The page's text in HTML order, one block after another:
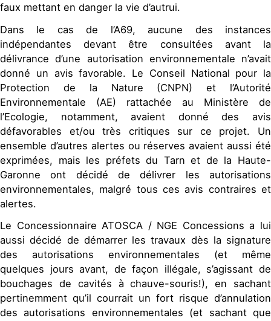
faux mettant en danger la vie d’autrui.
Dans le cas de l’A69, aucune des instances
indépendantes devant être consultées avant la
délivrance d’une autorisation environnementale n’avait
donné un avis favorable. Le Conseil National pour la
Protection de la Nature (CNPN) et l’Autorité
Environnementale (AE) rattachée au Ministère de
l’Ecologie, notamment, avaient donné des avis
défavorables et/ou très critiques sur ce projet. Un
ensemble d’autres alertes ou réserves avaient aussi été
exprimées, mais les préfets du Tarn et de la Haute-
Garonne ont décidé de délivrer les autorisations
environnementales, malgré tous ces avis contraires et
alertes.
Le Concessionnaire ATOSCA / NGE Concessions a lui
aussi décidé de démarrer les travaux dès la signature
des autorisations environnementales (et même
quelques jours avant, de façon illégale, s’agissant de
bouchages de cavités à chauve-souris!), en sachant
pertinemment qu’il courrait un fort risque d’annulation
des autorisations environnementales (et sachant que